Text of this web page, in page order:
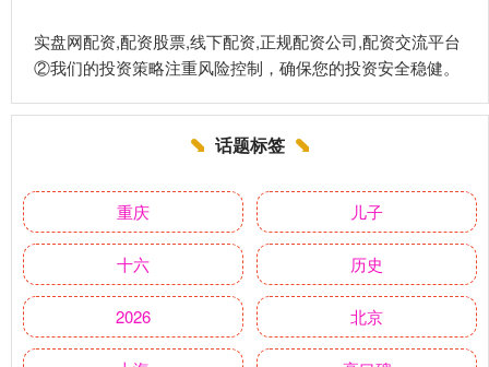
实盘网配资,配资股票,线下配资,正规配资公司,配资交流平台
②我们的投资策略注重风险控制，确保您的投资安全稳健。
话题标签
重庆 儿子
十六 历史
2026 北京